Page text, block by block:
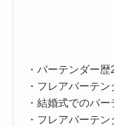
・バーテンダー歴
・フレアバーテ
・結婚式でのバ
・フレアバーテ